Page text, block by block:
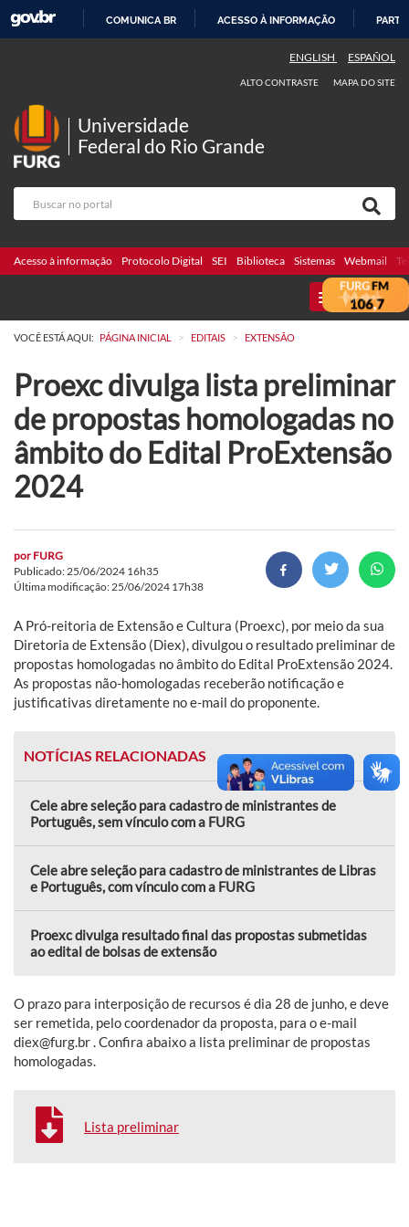
COMUNICA BR ACESSO À INFORMAÇÃO
ENGLISH ESPAÑOL
ALTO CONTRASTE MAPA DO SITE
Universidade
Federal do Rio Grande
Acesso à informação Protocolo Digital SEI Biblioteca Sistemas Webmail
MENU
VOCÊ ESTÁ AQUI: PÁGINA INICIAL > EDITAIS > EXTENSÃO
Proexc divulga lista preliminar
de propostas homologadas no
âmbito do Edital ProExtensão
2024
por FURG
Publicado: 25/06/2024 16h35
Última modificação: 25/06/2024 17h38
A Pró-reitoria de Extensão e Cultura (Proexc), por meio da sua
Diretoria de Extensão (Diex), divulgou o resultado preliminar de
propostas homologadas no âmbito do Edital ProExtensão 2024.
As propostas não-homologadas receberão notificação e
justificativas diretamente no e-mail do proponente.
NOTÍCIAS RELACIONADAS
Cele abre seleção para cadastro de ministrantes de
Português, sem vínculo com a FURG
Cele abre seleção para cadastro de ministrantes de Libras
e Português, com vínculo com a FURG
Proexc divulga resultado final das propostas submetidas
ao edital de bolsas de extensão
O prazo para interposição de recursos é dia 28 de junho, e deve
ser remetida, pelo coordenador da proposta, para o e-mail
diex@furg.br . Confira abaixo a lista preliminar de propostas
homologadas.
Lista preliminar